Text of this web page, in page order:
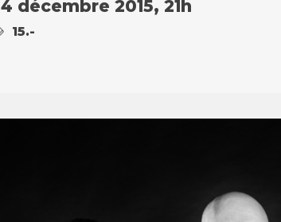
décembre 2015, 21h
15.-